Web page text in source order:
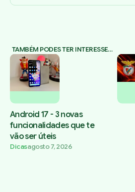
TAMBÉM PODES TER INTERESSE…
Android 17 - 3 novas
funcionalidades que te
vão ser úteis
Dicasagosto 7, 2026